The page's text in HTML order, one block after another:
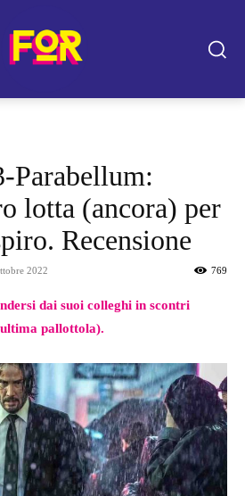
Parabellum:
lotta (ancora) per
Recensione
2022 769
dai suoi colleghi in scontri
pallottola).